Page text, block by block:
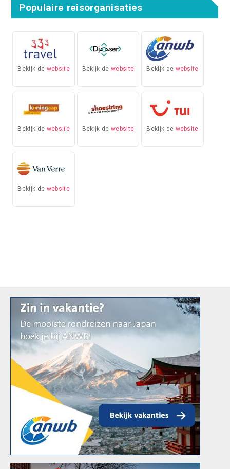
Populaire reisorganisaties
Bekijk de website Bekijk dewebsite Bekijk de website
Bekijk de website Bekijk dewebsite Bekijk de website
Bekijk de website